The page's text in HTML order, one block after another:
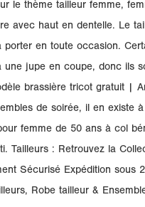
le thème tailleur femme,
avec haut en dentelle. Le
porter en toute occasion.
une jupe en coupe, donc ils
brassière tricot gratuit |
de soirée, il en existe
femme de 50 ans à col
Tailleurs : Retrouvez la
Sécurisé Expédition sous
Robe tailleur &